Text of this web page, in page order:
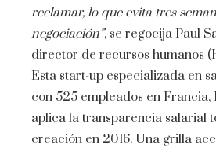
reclamar, lo que evita tres
negociación”, se regocija Paul
director de recursos humanos
Esta start-up especializada en
con 525 empleados en Francia,
aplica la transparencia salarial
creación en 2016. Una grilla